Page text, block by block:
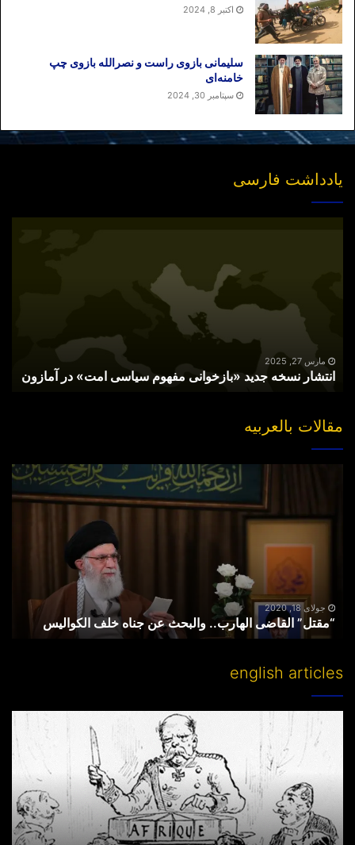
اکتبر 8, 2024
سلیمانی بازوی راست و نصرالله بازوی چپ
خامنه‌ای
سپتامبر 30, 2024
یادداشت فارسی
آمازونمارس 27, 2025
انتشار نسخه جدید «بازخوانی مفهوم سیاسی امت» در آمازون
مقالات بالعربیه
والبحث
جولای 18, 2020
“مقتل” القاضی الهارب.. والبحث عن جناه خلف الکوالیس
english articles
others’